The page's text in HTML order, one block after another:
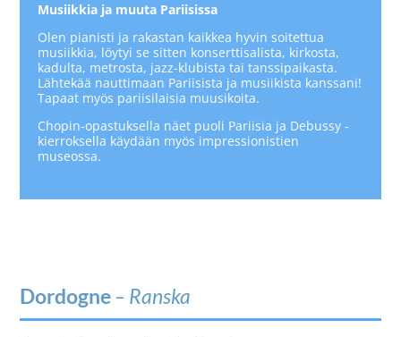
Musiikkia ja muuta Pariisissa
Olen pianisti ja rakastan kaikkea hyvin soitettua
musiikkia, löytyi se sitten konserttisalista, kirkosta,
kadulta, metrosta, jazz-klubista tai tanssipaikasta.
Lähtekää nauttimaan Pariisista ja musiikista kanssani!
Tapaat myös pariisilaisia muusikoita.
Chopin-opastuksella näet puoli Pariisia ja Debussy -
kierroksella käydään myös impressionistien
museossa.
Dordogne– Ranska